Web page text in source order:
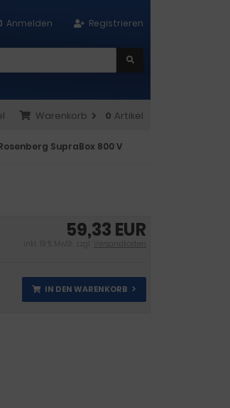
Registrieren
Anmelden
Warenkorb 0 Artikel
SupraBox 800 V
59,33 EUR
inkl. 19 % MwSt. zzgl. Versandkosten
IN DEN WARENKORB